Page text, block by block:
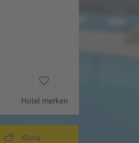
Hotel merken
Klima